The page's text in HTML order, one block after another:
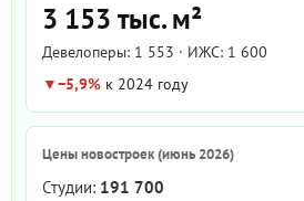
3 153 тыс. м²
Девелоперы: 1 553 · ИЖС: 1 600
−5,9% к 2024 году
Цены новостроек (июнь 2026)
Студии: 191 700